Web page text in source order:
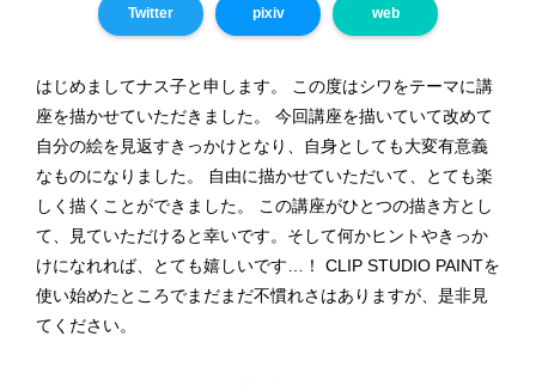
Twitter pixiv web
はじめましてナス子と申します。 この度はシワをテーマに講
座を描かせていただきました。 今回講座を描いていて改めて
自分の絵を見返すきっかけとなり、自身としても大変有意義
なものになりました。 自由に描かせていただいて、とても楽
しく描くことができました。 この講座がひとつの描き方とし
て、見ていただけると幸いです。そして何かヒントやきっか
けになれれば、とても嬉しいです…！ CLIP STUDIO PAINTを
使い始めたところでまだまだ不慣れさはありますが、是非見
てください。